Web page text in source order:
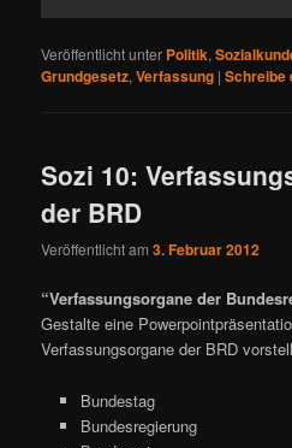
Veröffentlicht unter Politik,
Grundgesetz,Verfassung |Schreibe
Sozi 10:
der BRD
Veröffentlicht am3. Februar 2012
“Verfassungsorgane der
Gestalte eine
Verfassungsorgane der BRD
Bundestag
Bundesregierung